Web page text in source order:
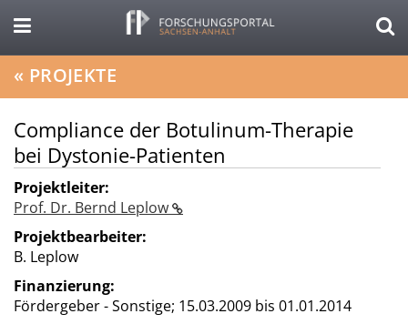
« PROJEKTE
Compliance der Botulinum-Therapie
bei Dystonie-Patienten
Projektleiter:
Prof. Dr. Bernd Leplow
Projektbearbeiter:
B. Leplow
Finanzierung:
Fördergeber - Sonstige; 15.03.2009 bis 01.01.2014